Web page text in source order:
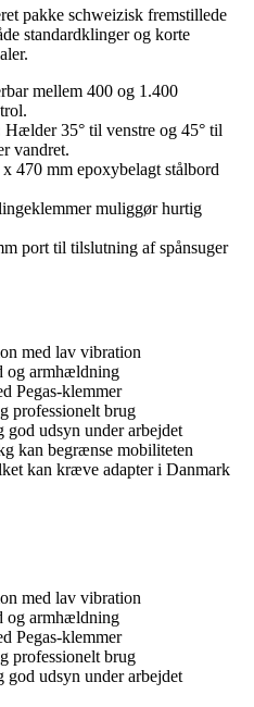
pakke schweizisk fremstillede
standardklinger og korte
mellem 400 og 1.400
Hælder 35° til venstre og 45° til
vandret.
470 mm epoxybelagt stålbord
muliggør hurtig
port til tilslutning af spånsuger
med lav vibration
og armhældning
Pegas-klemmer
professionelt brug
udsyn under arbejdet
kan begrænse mobiliteten
kan kræve adapter i Danmark
med lav vibration
og armhældning
Pegas-klemmer
professionelt brug
udsyn under arbejdet